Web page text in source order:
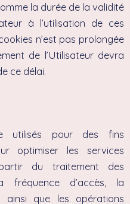
la durée de la validité
à l’utilisation de ces
n’est pas prolongée
de l’Utilisateur devra
ce délai.
utilisés pour des fins
optimiser les services
du traitement des
fréquence d’accès, la
ainsi que les opérations